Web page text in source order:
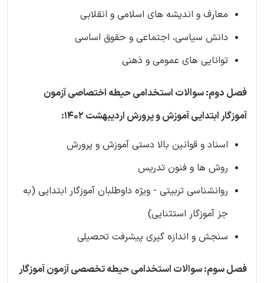
معارف و اندیشه های اسلامی و انقلابی
دانش سیاسی، اجتماعی و حقوق اساسی
توانایی های عمومی و ذهنی
فصل دوم: سوالات استخدامی حیطه اختصاصی آزمون
آموزگار ابتدایی آموزش و پرورش اردیبهشت 1402:
اسناد و قوانین بالا دستی آموزش و پرورش
روش ها و فنون تدریس
روانشناسی تربیتی - ویژه داوطلبان آموزگار ابتدایی (به
جز آموزگار استثنایی)
سنجش و اندازه گیری پیشرفت تحصیلی
فصل سوم: سوالات استخدامی حیطه تخصصی آزمون آموزگار